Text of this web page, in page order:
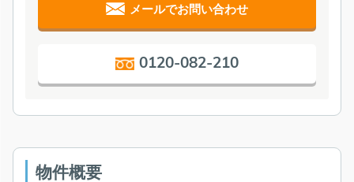
メールでお問い合わせ
0120-082-210
物件概要